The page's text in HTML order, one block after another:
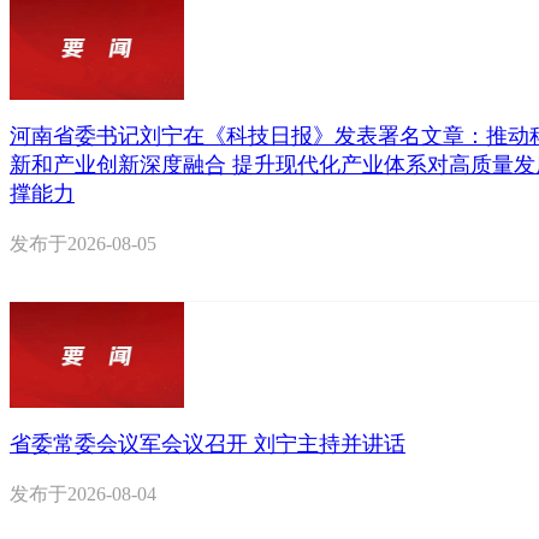
河南省委书记刘宁在《科技日报》发表署名文章：推动
新和产业创新深度融合 提升现代化产业体系对高质量
撑能力
发布于2026-08-05
省委常委会议军会议召开 刘宁主持并讲话
发布于2026-08-04